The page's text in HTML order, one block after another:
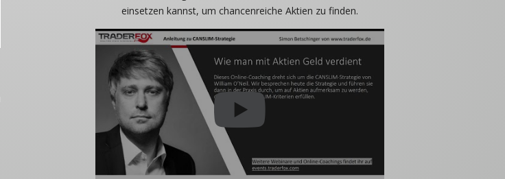
einsetzen kannst, um chancenreiche Aktien zu finden.